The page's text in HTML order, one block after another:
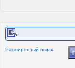
Расширенный поиск